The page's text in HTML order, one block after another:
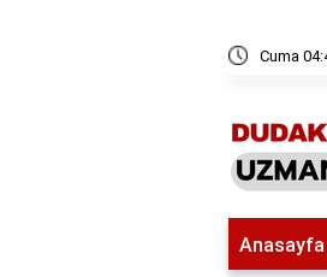
Cuma
Anasayfa